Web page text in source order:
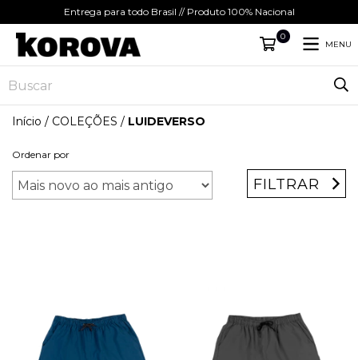
Entrega para todo Brasil // Produto 100% Nacional
0
MENU
Início / COLEÇÕES / LUIDEVERSO
Ordenar por
FILTRAR